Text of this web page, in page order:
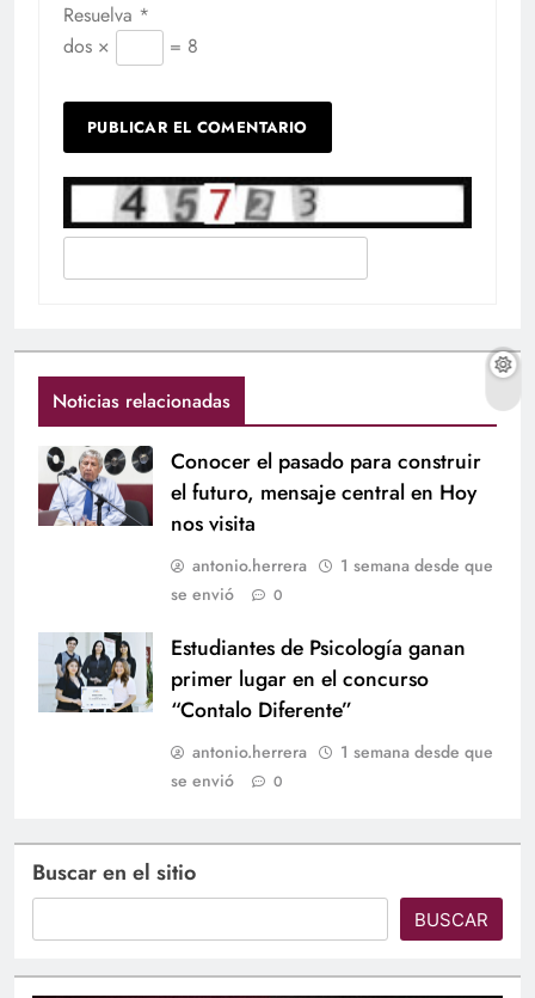
Resuelva *
dos ×
= 8
Noticias relacionadas
Conocer el pasado para construir
el futuro, mensaje central en Hoy
nos visita
antonio.herrera
1 semana desde que
se envió
0
Estudiantes de Psicología ganan
primer lugar en el concurso
“Contalo Diferente”
antonio.herrera
1 semana desde que
se envió
0
Buscar en el sitio
BUSCAR